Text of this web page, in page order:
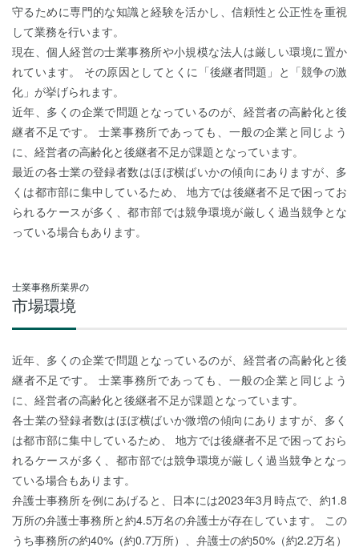
守るために専門的な知識と経験を活かし、信頼性と公正性を重視
して業務を行います。
現在、個人経営の士業事務所や小規模な法人は厳しい環境に置か
れています。 その原因としてとくに「後継者問題」と「競争の激
化」が挙げられます。
近年、多くの企業で問題となっているのが、経営者の高齢化と後
継者不足です。 士業事務所であっても、一般の企業と同じよう
に、経営者の高齢化と後継者不足が課題となっています。
最近の各士業の登録者数はほぼ横ばいかの傾向にありますが、多
くは都市部に集中しているため、 地方では後継者不足で困ってお
られるケースが多く、都市部では競争環境が厳しく過当競争とな
っている場合もあります。
士業事務所業界の
市場環境
近年、多くの企業で問題となっているのが、経営者の高齢化と後
継者不足です。 士業事務所であっても、一般の企業と同じよう
に、経営者の高齢化と後継者不足が課題となっています。
各士業の登録者数はほぼ横ばいか微増の傾向にありますが、多く
は都市部に集中しているため、 地方では後継者不足で困っておら
れるケースが多く、都市部では競争環境が厳しく過当競争となっ
ている場合もあります。
弁護士事務所を例にあげると、日本には2023年3月時点で、約1.8
万所の弁護士事務所と約4.5万名の弁護士が存在しています。 この
うち事務所の約40%（約0.7万所）、弁護士の約50%（約2.2万名）